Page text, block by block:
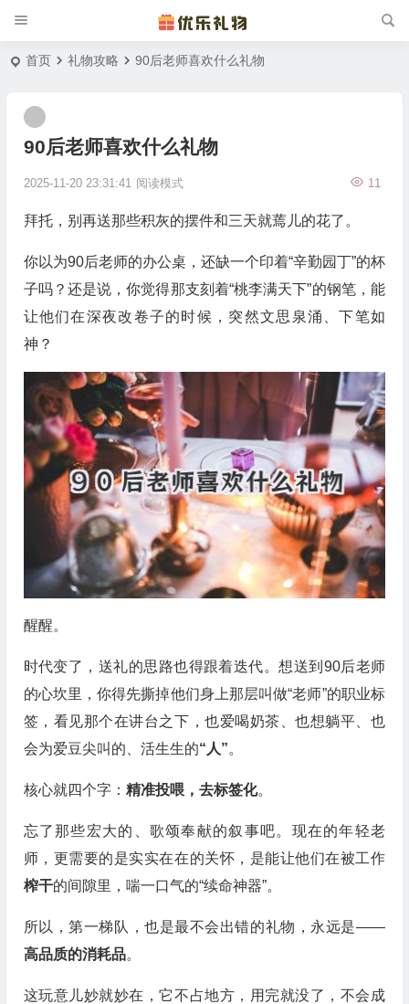
首页 礼物攻略 90后老师喜欢什么礼物
90后老师喜欢什么礼物
2025-11-20 23:31:41 11
阅读模式
拜托，别再送那些积灰的摆件和三天就蔫儿的花了。
你以为90后老师的办公桌，还缺一个印着“辛勤园丁”的杯
子吗？还是说，你觉得那支刻着“桃李满天下”的钢笔，能
让他们在深夜改卷子的时候，突然文思泉涌、下笔如
神？
醒醒。
时代变了，送礼的思路也得跟着迭代。想送到90后老师
的心坎里，你得先撕掉他们身上那层叫做“老师”的职业标
签，看见那个在讲台之下，也爱喝奶茶、也想躺平、也
会为爱豆尖叫的、活生生的“人”。
核心就四个字： 精准投喂，去标签化。
忘了那些宏大的、歌颂奉献的叙事吧。现在的年轻老
师，更需要的是实实在在的关怀，是能让他们在被工作
榨干的间隙里，喘一口气的“续命神器”。
所以，第一梯队，也是最不会出错的礼物，永远是——
高品质的消耗品。
这玩意儿妙就妙在，它不占地方，用完就没了，不会成